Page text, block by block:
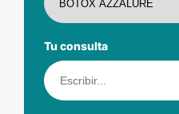
Tu consulta